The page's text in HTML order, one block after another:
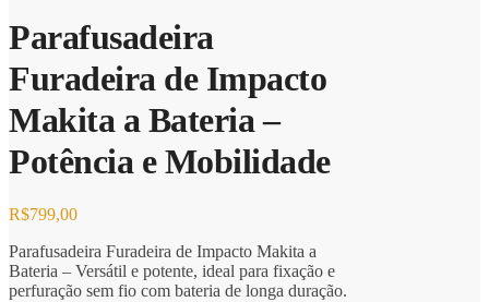
Parafusadeira
Furadeira de Impacto
Makita a Bateria –
Potência e Mobilidade
R$799,00
Parafusadeira Furadeira de Impacto Makita a
Bateria – Versátil e potente, ideal para fixação e
perfuração sem fio com bateria de longa duração.